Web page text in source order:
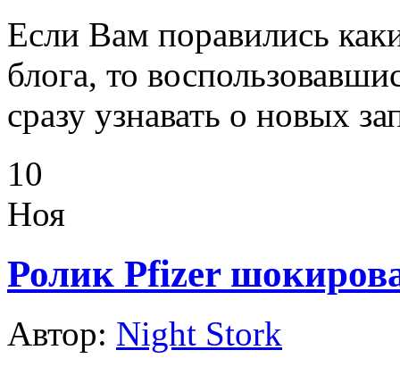
Если Вам поравились
блога, то
сразу узнавать о новых
10
Ноя
Ролик Pfizer
Автор: Night Stork